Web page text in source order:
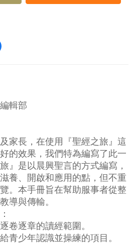
輯部
家長，在使用『聖經之旅』這
的效果，我們特為編寫了此一
』是以晨興聖言的方式編寫，
養、開啟和應用的點，但不重
。本手冊旨在幫助服事者從整
導與傳輸。
逐章的讀經範圍。
少年認識並操練的項目。